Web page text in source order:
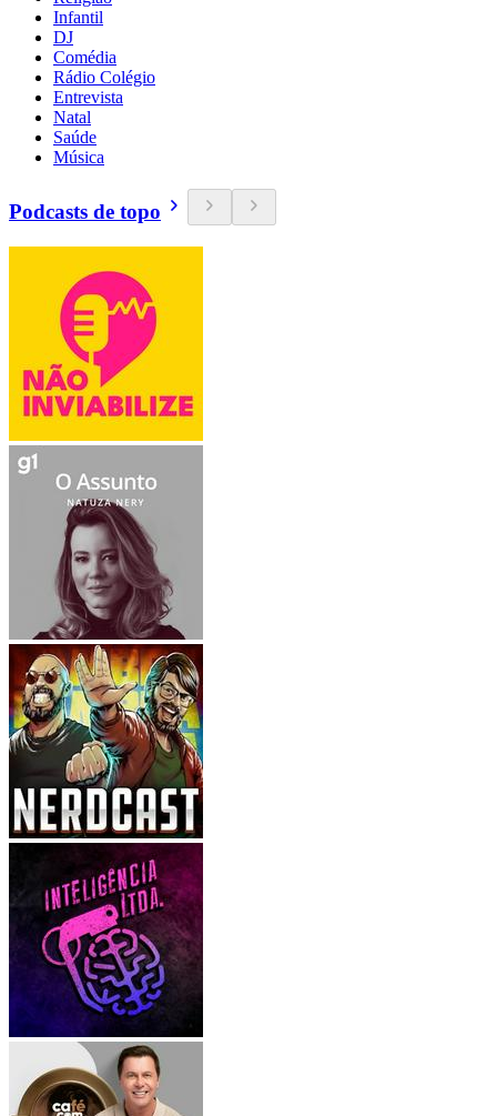
Infantil
DJ
Comédia
Rádio Colégio
Entrevista
Natal
Saúde
Música
Podcasts de topo